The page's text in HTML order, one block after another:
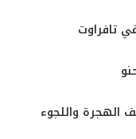
تافراوت
الهجرة واللجوء